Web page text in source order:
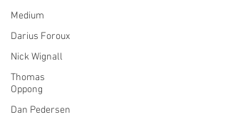
Medium
Darius Foroux
Nick Wignall
Thomas
Oppong
Dan Pedersen